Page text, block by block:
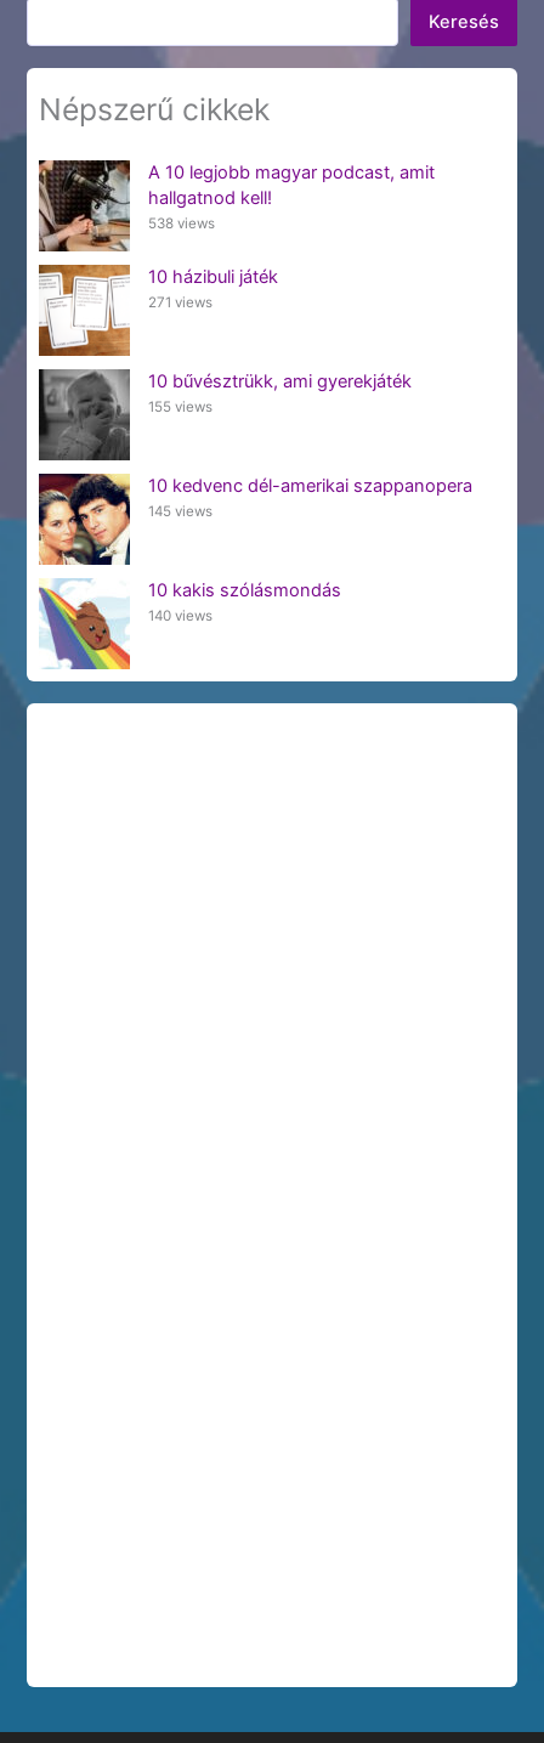
Keresés
Keresés
Népszerű cikkek
A 10 legjobb magyar podcast, amit
hallgatnod kell!
538 views
10 házibuli játék
271 views
10 bűvésztrükk, ami gyerekjáték
155 views
10 kedvenc dél-amerikai szappanopera
145 views
10 kakis szólásmondás
140 views